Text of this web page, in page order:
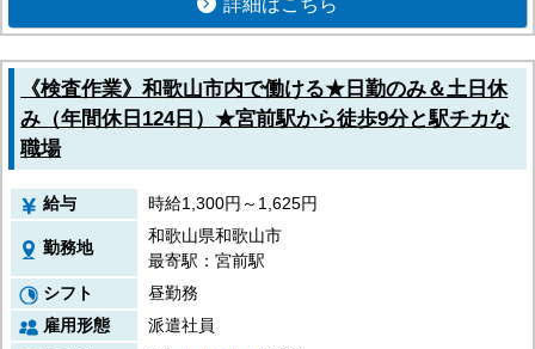
《検査作業》和歌山市内で働ける★日勤のみ＆土日休
み（年間休日124日）★宮前駅から徒歩9分と駅チカな
職場
給与 時給1,300円～1,625円
勤務地
和歌山県和歌山市
最寄駅：宮前駅
シフト
昼勤務
雇用形態
派遣社員